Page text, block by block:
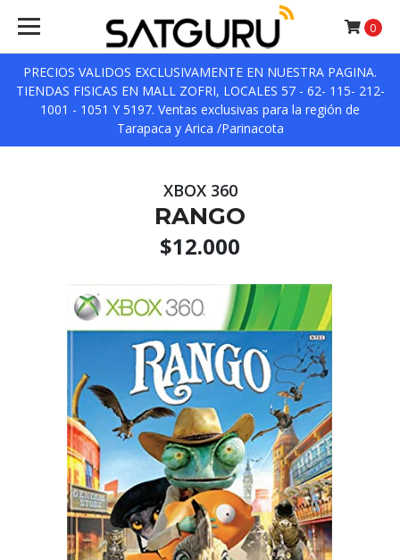
PRECIOS VALIDOS EXCLUSIVAMENTE EN NUESTRA PAGINA.
TIENDAS FISICAS EN MALL ZOFRI, LOCALES 57 - 62- 115- 212-
1001 - 1051 Y 5197. Ventas exclusivas para la región de
Tarapaca y Arica /Parinacota
0
XBOX 360
RANGO
$12.000